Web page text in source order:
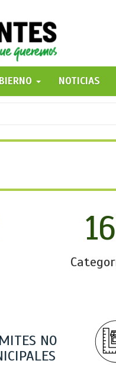
NOTICIAS
16
NO